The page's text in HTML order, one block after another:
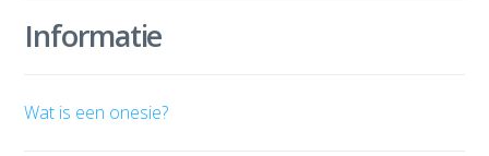
Informatie
Wat is een onesie?